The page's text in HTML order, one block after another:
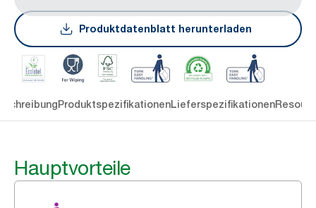
Produktdatenblatt herunterladen
ProduktspezifikationenLieferspezifikationen
Hauptvorteile